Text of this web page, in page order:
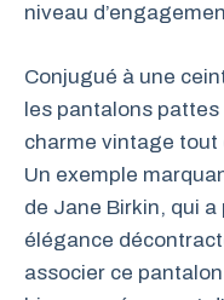
niveau
Conjugué à une
les pantalons pattes
charme vintage
Un exemple
de Jane Birkin, qui
élégance
associer ce